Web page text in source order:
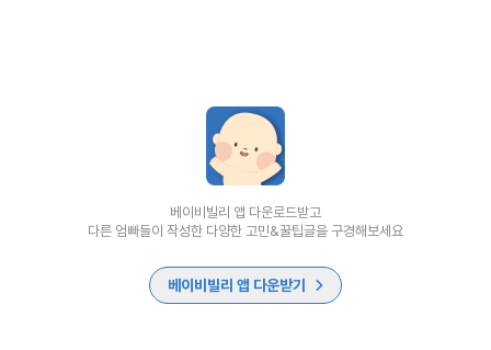
베이비빌리 앱 다운로드받고
다른 엄빠들이 작성한 다양한 고민&꿀팁글을 구경해보세요
베이비빌리 앱 다운받기